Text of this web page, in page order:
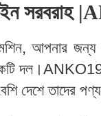
সরবরাহ
আপনার জন্য
দেশে তাদের